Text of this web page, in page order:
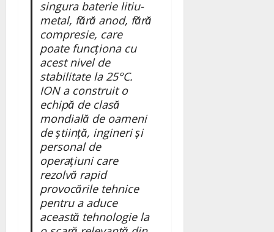
singura baterie litiu-
metal, fără anod, fără
compresie, care
poate funcționa cu
acest nivel de
stabilitate la 25°C.
ION a construit o
echipă de clasă
mondială de oameni
de știință, ingineri și
personal de
operațiuni care
rezolvă rapid
provocările tehnice
pentru a aduce
această tehnologie la